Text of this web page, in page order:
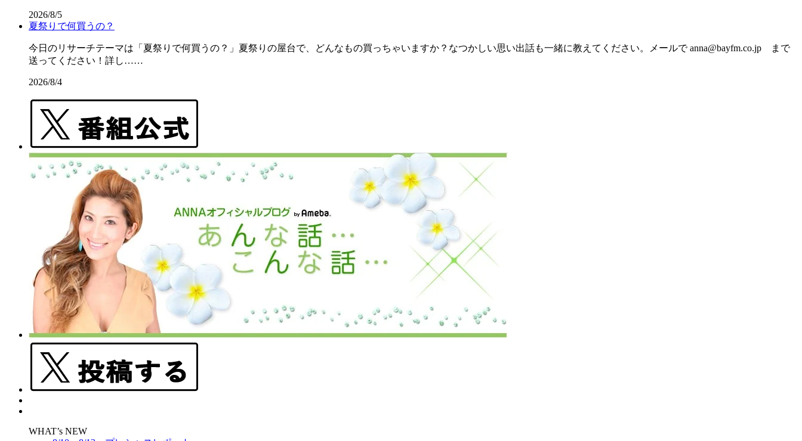
2026/8/5
夏祭りで何買うの？
今日のリサーチテーマは「夏祭りで何買うの？」夏祭りの屋台で、どんなもの買っちゃいますか？なつかしい思い出話も一緒に教えてください。メールで anna@bayfm.co.jp まで
送ってください！詳し……
2026/8/4
WHAT’s NEW